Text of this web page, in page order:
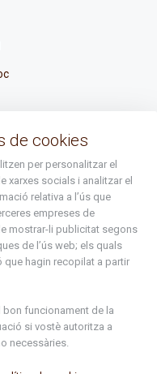
a partir de l'1 de juny
Meritxell : de 8 a 14h)
de cookies
per personalitzar el
xarxes socials i analitzar el
relativa a l’ús que
empreses de
mostrar-li publicitat segons
de l’ús web; els quals
hagin recopilat a partir
funcionament de la
si vostè autoritza a
necessàries.